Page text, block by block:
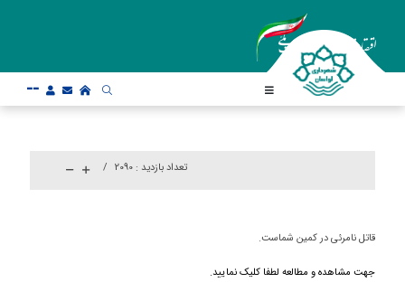
--
تعداد بازدید : 2090
قاتل نامرئی در کمین شماست.
جهت مشاهده و مطالعه لطفا کلیک نمایید.